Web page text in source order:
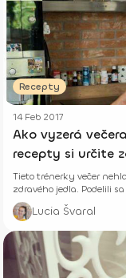
Recepty
14 Feb 2017
Ako vyzerá
recepty si určite
Tieto trénerky večer
zdravého jedla. Podelili
ty!
Lucia Švaral